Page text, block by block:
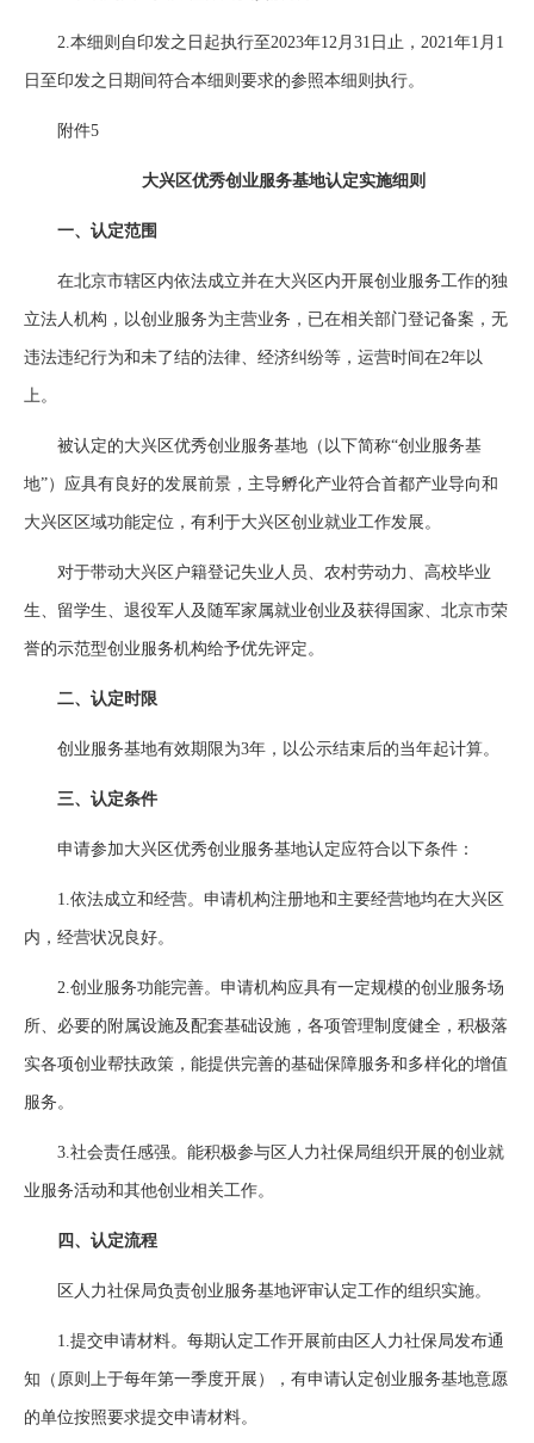
2.本细则自印发之日起执行至2023年12月31日止，2021年1月1
日至印发之日期间符合本细则要求的参照本细则执行。
附件5
大兴区优秀创业服务基地认定实施细则
一、认定范围
在北京市辖区内依法成立并在大兴区内开展创业服务工作的独
立法人机构，以创业服务为主营业务，已在相关部门登记备案，无
违法违纪行为和未了结的法律、经济纠纷等，运营时间在2年以
上。
被认定的大兴区优秀创业服务基地（以下简称“创业服务基
地”）应具有良好的发展前景，主导孵化产业符合首都产业导向和
大兴区区域功能定位，有利于大兴区创业就业工作发展。
对于带动大兴区户籍登记失业人员、农村劳动力、高校毕业
生、留学生、退役军人及随军家属就业创业及获得国家、北京市荣
誉的示范型创业服务机构给予优先评定。
二、认定时限
创业服务基地有效期限为3年，以公示结束后的当年起计算。
三、认定条件
申请参加大兴区优秀创业服务基地认定应符合以下条件：
1.依法成立和经营。申请机构注册地和主要经营地均在大兴区
内，经营状况良好。
2.创业服务功能完善。申请机构应具有一定规模的创业服务场
所、必要的附属设施及配套基础设施，各项管理制度健全，积极落
实各项创业帮扶政策，能提供完善的基础保障服务和多样化的增值
服务。
3.社会责任感强。能积极参与区人力社保局组织开展的创业就
业服务活动和其他创业相关工作。
四、认定流程
区人力社保局负责创业服务基地评审认定工作的组织实施。
1.提交申请材料。每期认定工作开展前由区人力社保局发布通
知（原则上于每年第一季度开展），有申请认定创业服务基地意愿
的单位按照要求提交申请材料。